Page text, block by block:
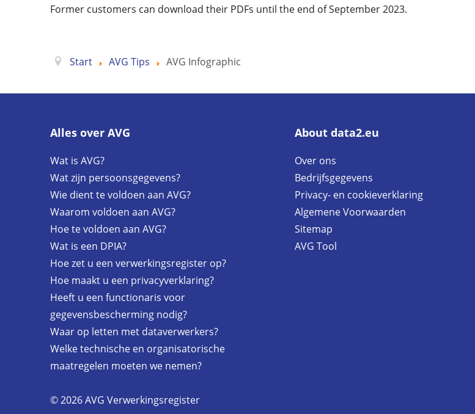
Former customers can download their PDFs until the end of September 2023.
Start AVG Tips AVG Infographic
Alles over AVG
Wat is AVG?
Wat zijn persoonsgegevens?
Wie dient te voldoen aan AVG?
Waarom voldoen aan AVG?
Hoe te voldoen aan AVG?
Wat is een DPIA?
Hoe zet u een verwerkingsregister op?
Hoe maakt u een privacyverklaring?
Heeft u een functionaris voor
gegevensbescherming nodig?
Waar op letten met dataverwerkers?
Welke technische en organisatorische
maatregelen moeten we nemen?
About data2.eu
Over ons
Bedrijfsgegevens
Privacy- en cookieverklaring
Algemene Voorwaarden
Sitemap
AVG Tool
© 2026 AVG Verwerkingsregister